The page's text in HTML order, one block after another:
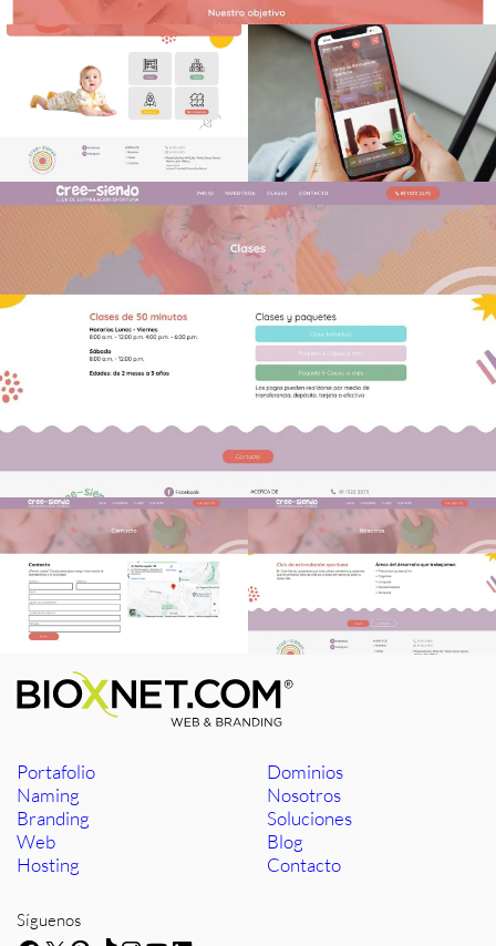
Portafolio
Naming
Branding
Web
Hosting
Dominios
Nosotros
Soluciones
Blog
Contacto
Síguenos